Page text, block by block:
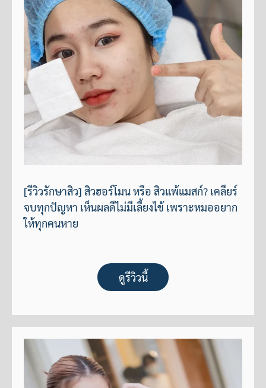
[รีวิวรักษาสิว] สิวฮอร์โมน หรือ สิวแพ้แมสก์? เคลียร์
จบทุกปัญหา เห็นผลดีไม่มีเลี้ยงไข้ เพราะหมออยาก
ให้ทุกคนหาย
ดูรีวิวนี้